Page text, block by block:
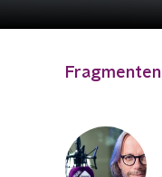
Fragmenten